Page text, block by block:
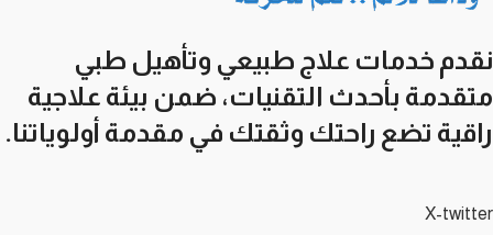
نقدم خدمات علاج طبيعي وتأهيل طبي
متقدمة بأحدث التقنيات، ضمن بيئة علاجية
راقية تضع راحتك وثقتك في مقدمة أولوياتنا.
X-twitter